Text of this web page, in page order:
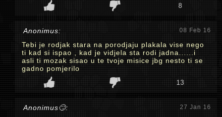
8
Anonimus: 08 Feb 16
Tebi je rodjak stara na porodjaju plakala vise nego
ti kad si ispao , kad je vidjela sta rodi jadna......i
asli ti mozak sisao u te tvoje misice jbg nesto ti se
gadno pomjerilo
13
Anonimus🙄: 27 Jan 16